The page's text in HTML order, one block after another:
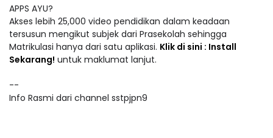
APPS AYU?
Akses lebih 25,000 video pendidikan dalam keadaan
tersusun mengikut subjek dari Prasekolah sehingga
Matrikulasi hanya dari satu aplikasi. Klik di sini : Install
Sekarang! untuk maklumat lanjut.
--
Info Rasmi dari channel sstpjpn9